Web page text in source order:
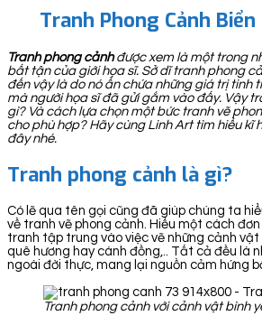
Tranh Phong Cảnh Biển
Tranh phong cảnhđược xem là một trong
bất tận của giới họa sĩ. Sở dĩ tranh phong
đến vậy là do nó ẩn chứa những giá trị tinh
mà người họa sĩ đã gửi gắm vào đấy. Vậy
gì? Và cách lựa chọn một bức tranh vẽ
cho phù hợp? Hãy cùng Linh Art tìm hiểu kĩ
đây nhé.
Tranh phong cảnh là gì?
Có lẽ qua tên gọi cũng đã giúp chúng ta
về tranh vẽ phong cảnh. Hiểu một cách
tranh tập trung vào việc vẽ những cảnh vật
quê hương hay cánh đồng,.. Tất cả đều là
ngoài đời thực, mang lại nguồn cảm hứng
Tranh phong cảnh với cảnh vật bình